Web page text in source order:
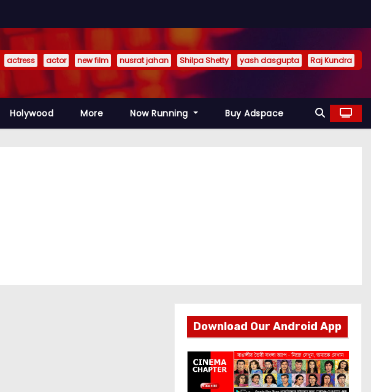
actress actor new film nusrat jahan Shilpa Shetty yash dasgupta Raj Kundra
Holywood More Now Running Buy Adspace
Download Our Android App